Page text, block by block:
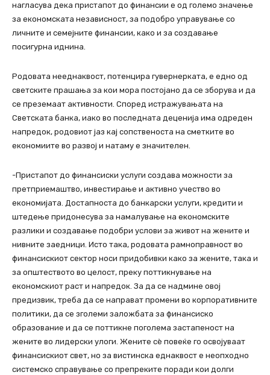
нагласува дека пристапот до финансии е од големо значење
за економската независност, за подобро управување со
личните и семејните финансии, како и за создавање
посигурна иднина.
Родовата нееднаквост, потенцира гувернерката, е едно од
светските прашања за кои мора постојано да се зборува и да
се преземаат активности. Според истражувањата на
Светската банка, иако во последната деценија има одреден
напредок, родовиот јаз кај сопственоста на сметките во
економиите во развој и натаму е значителен.
-Пристапот до финансиски услуги создава можности за
претприемаштво, инвестирање и активно учество во
економијата. Достапноста до банкарски услуги, кредити и
штедење придонесува за намалување на економските
разлики и создавање подобри услови за живот на жените и
нивните заедници. Исто така, родовата рамноправност во
финансискиот сектор носи придобивки како за жените, така и
за општеството во целост, преку поттикнување на
економскиот раст и напредок. За да се надмине овој
предизвик, треба да се направат промени во корпоративните
политики, да се зголеми заложбата за финансиско
образование и да се поттикне поголема застапеност на
жените во лидерски улоги. Жените сè повеќе го освојуваат
финансискиот свет, но за вистинска еднаквост е неопходно
системско справување со препреките поради кои долги